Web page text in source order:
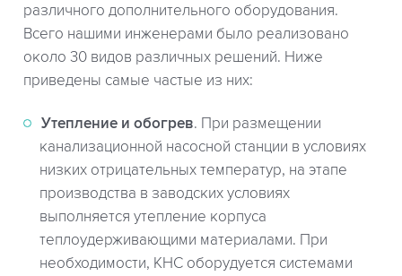
различного дополнительного оборудования.
Всего нашими инженерами было реализовано
около 30 видов различных решений. Ниже
приведены самые частые из них:
Утепление и обогрев. При размещении
канализационной насосной станции в условиях
низких отрицательных температур, на этапе
производства в заводских условиях
выполняется утепление корпуса
теплоудерживающими материалами. При
необходимости, КНС оборудуется системами